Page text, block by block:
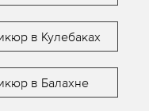
в Кулебаках
в Балахне